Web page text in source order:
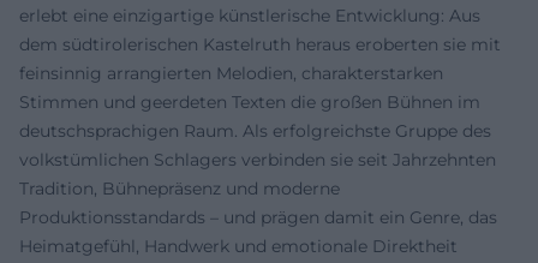
erlebt eine einzigartige künstlerische Entwicklung: Aus
dem südtirolerischen Kastelruth heraus eroberten sie mit
feinsinnig arrangierten Melodien, charakterstarken
Stimmen und geerdeten Texten die großen Bühnen im
deutschsprachigen Raum. Als erfolgreichste Gruppe des
volkstümlichen Schlagers verbinden sie seit Jahrzehnten
Tradition, Bühnepräsenz und moderne
Produktionsstandards – und prägen damit ein Genre, das
Heimatgefühl, Handwerk und emotionale Direktheit